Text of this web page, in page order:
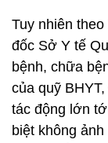
Tuy nhiên
đốc Sở Y tế
bệnh, chữa
của quỹ
tác động lớn
biệt không